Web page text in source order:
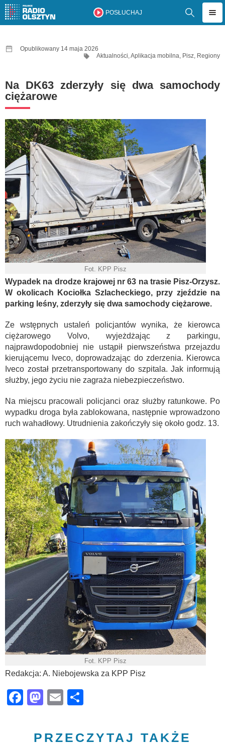
POSŁUCHAJ
Opublikowany 14 maja 2026
Aktualności,Aplikacja mobilna, Pisz, Regiony
Na DK63 zderzyły się dwa samochody
ciężarowe
Fot. KPP Pisz
Wypadek na drodze krajowej nr 63 na trasie Pisz-Orzysz.
W okolicach Kociołka Szlacheckiego, przy zjeździe na
parking leśny, zderzyły się dwa samochody ciężarowe.
Ze wstępnych ustaleń policjantów wynika, że kierowca
ciężarowego Volvo, wyjeżdżając z parkingu,
najprawdopodobniej nie ustąpił pierwszeństwa przejazdu
kierującemu Iveco, doprowadzając do zderzenia. Kierowca
Iveco został przetransportowany do szpitala. Jak informują
służby, jego życiu nie zagraża niebezpieczeństwo.
Na miejscu pracowali policjanci oraz służby ratunkowe. Po
wypadku droga była zablokowana, następnie wprowadzono
ruch wahadłowy. Utrudnienia zakończyły się około godz. 13.
Fot. KPP Pisz
Redakcja: A. Niebojewska za KPP Pisz
Facebook
Mastodon
Email
PRZECZYTAJ TAKŻE